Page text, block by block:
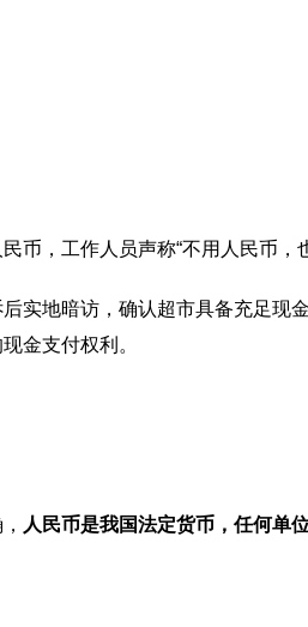
币，工作人员声称“不用人民币，
实地暗访，确认超市具备充足
金支付权利。
人民币是我国法定货币，任何单